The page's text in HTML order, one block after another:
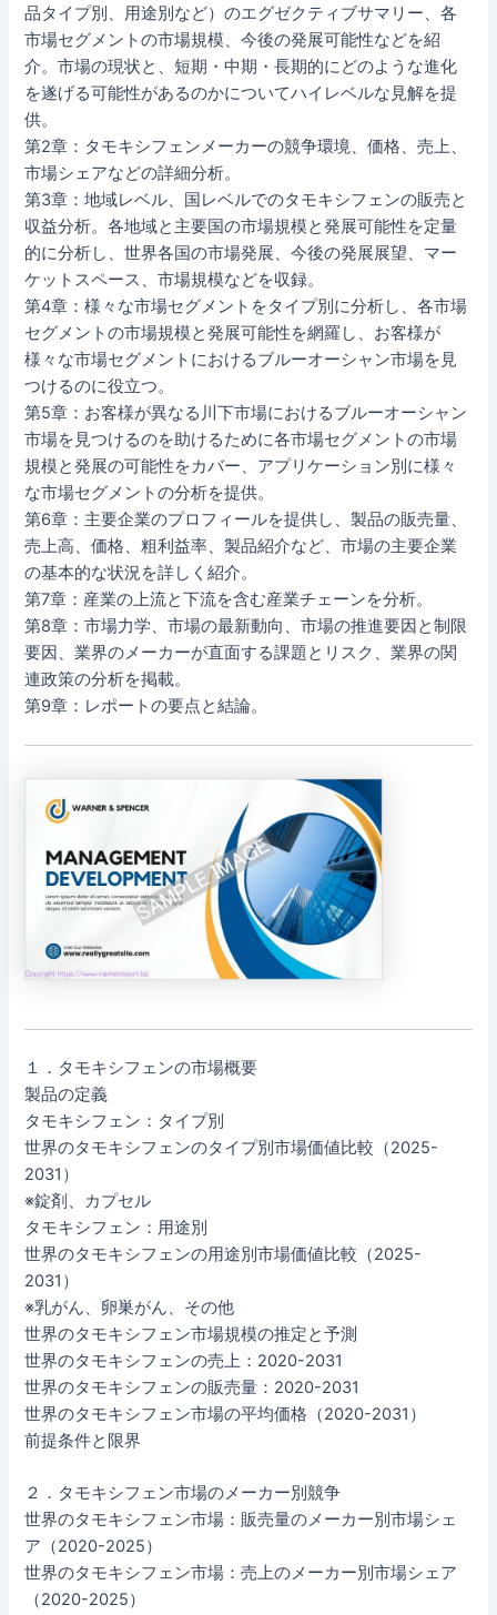
品タイプ別、用途別など）のエグゼクティブサマリー、各
市場セグメントの市場規模、今後の発展可能性などを紹
介。市場の現状と、短期・中期・長期的にどのような進化
を遂げる可能性があるのかについてハイレベルな見解を提
供。
第2章：タモキシフェンメーカーの競争環境、価格、売上、
市場シェアなどの詳細分析。
第3章：地域レベル、国レベルでのタモキシフェンの販売と
収益分析。各地域と主要国の市場規模と発展可能性を定量
的に分析し、世界各国の市場発展、今後の発展展望、マー
ケットスペース、市場規模などを収録。
第4章：様々な市場セグメントをタイプ別に分析し、各市場
セグメントの市場規模と発展可能性を網羅し、お客様が
様々な市場セグメントにおけるブルーオーシャン市場を見
つけるのに役立つ。
第5章：お客様が異なる川下市場におけるブルーオーシャン
市場を見つけるのを助けるために各市場セグメントの市場
規模と発展の可能性をカバー、アプリケーション別に様々
な市場セグメントの分析を提供。
第6章：主要企業のプロフィールを提供し、製品の販売量、
売上高、価格、粗利益率、製品紹介など、市場の主要企業
の基本的な状況を詳しく紹介。
第7章：産業の上流と下流を含む産業チェーンを分析。
第8章：市場力学、市場の最新動向、市場の推進要因と制限
要因、業界のメーカーが直面する課題とリスク、業界の関
連政策の分析を掲載。
第9章：レポートの要点と結論。
１．タモキシフェンの市場概要
製品の定義
タモキシフェン：タイプ別
世界のタモキシフェンのタイプ別市場価値比較（2025-
2031）
※錠剤、カプセル
タモキシフェン：用途別
世界のタモキシフェンの用途別市場価値比較（2025-
2031）
※乳がん、卵巣がん、その他
世界のタモキシフェン市場規模の推定と予測
世界のタモキシフェンの売上：2020-2031
世界のタモキシフェンの販売量：2020-2031
世界のタモキシフェン市場の平均価格（2020-2031）
前提条件と限界
２．タモキシフェン市場のメーカー別競争
世界のタモキシフェン市場：販売量のメーカー別市場シェ
ア（2020-2025）
世界のタモキシフェン市場：売上のメーカー別市場シェア
（2020-2025）